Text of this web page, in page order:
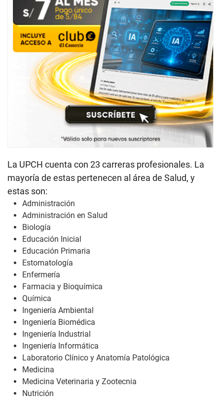
La UPCH cuenta con 23 carreras profesionales. La
mayoría de estas pertenecen al área de Salud, y
estas son:
Administración
Administración en Salud
Biología
Educación Inicial
Educación Primaria
Estomatología
Enfermería
Farmacia y Bioquímica
Química
Ingeniería Ambiental
Ingeniería Biomédica
Ingeniería Industrial
Ingeniería Informática
Laboratorio Clínico y Anatomía Patológica
Medicina
Medicina Veterinaria y Zootecnia
Nutrición